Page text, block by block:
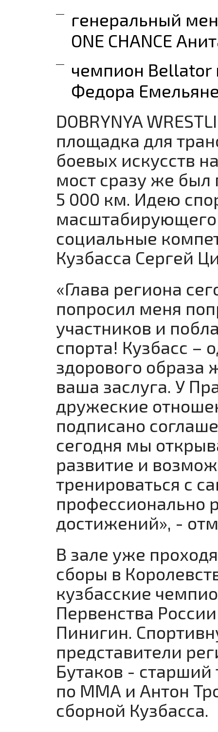
генеральный
ONE CHANCE
чемпион Bellator
Федора
DOBRYNYA
площадка для
боевых искусств
мост сразу же был
5 000 км. Идею
масштабирующего
социальные
Кузбасса Сергей
«Глава региона
попросил меня
участников и
спорта! Кузбасс –
здорового образа
ваша заслуга. У
дружеские
подписано
сегодня мы
развитие и
тренироваться с
профессионально
достижений», -
В зале уже
сборы в
кузбасские
Первенства
Пинигин.
представители
Бутаков -
по ММА и Антон
сборной Кузбасса.